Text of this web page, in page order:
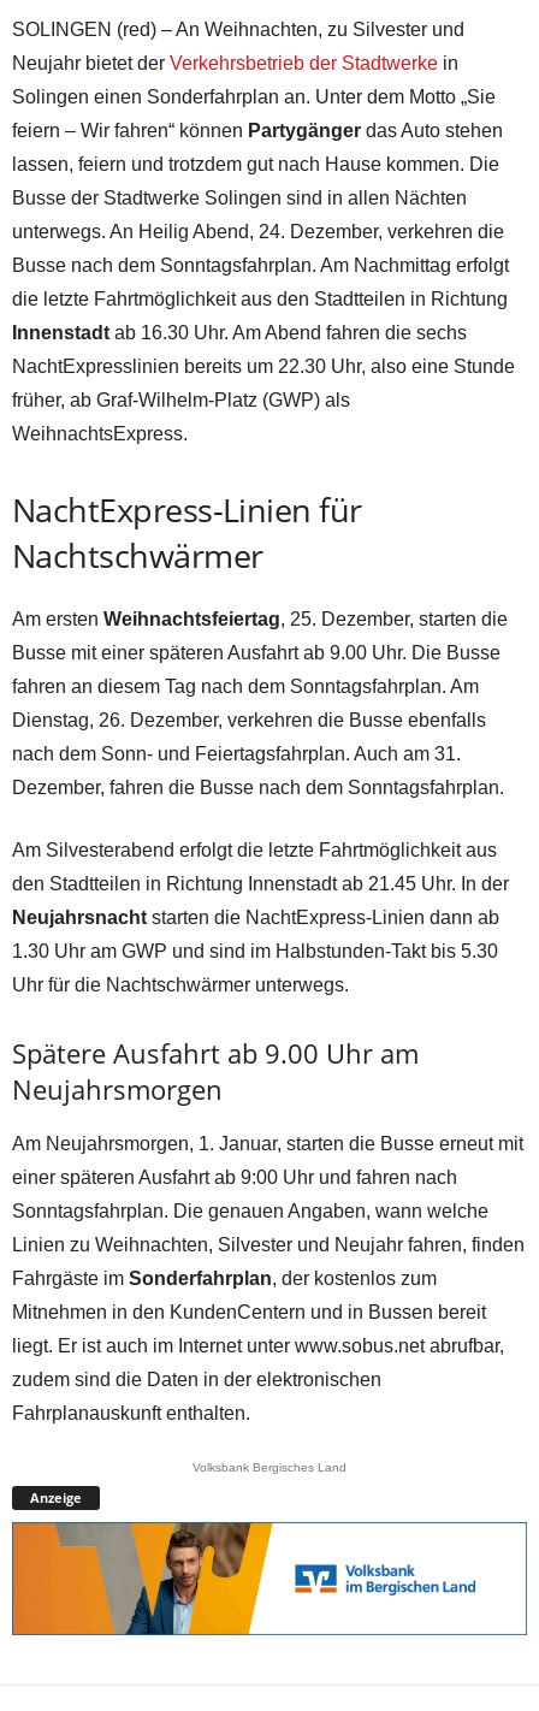
SOLINGEN (red) – An Weihnachten, zu Silvester und
Neujahr bietet der Verkehrsbetrieb der Stadtwerke in
Solingen einen Sonderfahrplan an. Unter dem Motto „Sie
feiern – Wir fahren“ können Partygänger das Auto stehen
lassen, feiern und trotzdem gut nach Hause kommen. Die
Busse der Stadtwerke Solingen sind in allen Nächten
unterwegs. An Heilig Abend, 24. Dezember, verkehren die
Busse nach dem Sonntagsfahrplan. Am Nachmittag erfolgt
die letzte Fahrtmöglichkeit aus den Stadtteilen in Richtung
Innenstadt ab 16.30 Uhr. Am Abend fahren die sechs
NachtExpresslinien bereits um 22.30 Uhr, also eine Stunde
früher, ab Graf-Wilhelm-Platz (GWP) als
WeihnachtsExpress.
NachtExpress-Linien für
Nachtschwärmer
Am ersten Weihnachtsfeiertag, 25. Dezember, starten die
Busse mit einer späteren Ausfahrt ab 9.00 Uhr. Die Busse
fahren an diesem Tag nach dem Sonntagsfahrplan. Am
Dienstag, 26. Dezember, verkehren die Busse ebenfalls
nach dem Sonn- und Feiertagsfahrplan. Auch am 31.
Dezember, fahren die Busse nach dem Sonntagsfahrplan.
Am Silvesterabend erfolgt die letzte Fahrtmöglichkeit aus
den Stadtteilen in Richtung Innenstadt ab 21.45 Uhr. In der
Neujahrsnacht starten die NachtExpress-Linien dann ab
1.30 Uhr am GWP und sind im Halbstunden-Takt bis 5.30
Uhr für die Nachtschwärmer unterwegs.
Spätere Ausfahrt ab 9.00 Uhr am
Neujahrsmorgen
Am Neujahrsmorgen, 1. Januar, starten die Busse erneut mit
einer späteren Ausfahrt ab 9:00 Uhr und fahren nach
Sonntagsfahrplan. Die genauen Angaben, wann welche
Linien zu Weihnachten, Silvester und Neujahr fahren, finden
Fahrgäste im Sonderfahrplan, der kostenlos zum
Mitnehmen in den KundenCentern und in Bussen bereit
liegt. Er ist auch im Internet unter www.sobus.net abrufbar,
zudem sind die Daten in der elektronischen
Fahrplanauskunft enthalten.
Volksbank Bergisches Land
Anzeige